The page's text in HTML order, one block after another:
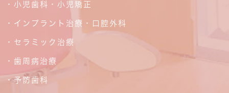
・小児歯科・小児矯正
・インプラント治療・口腔外科
・セラミック治療
・歯周病治療
・予防歯科